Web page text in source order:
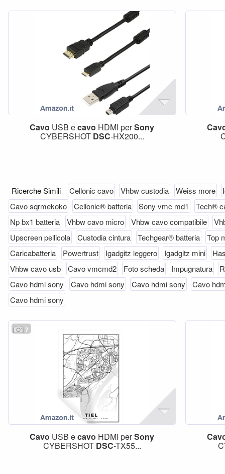
Cavo USB ecavo HDMI perSony
CYBERSHOT DSC-HX200...
Ricerche Simili Cellonic cavo Vhbw custodia Weiss more
Cavo sqrmekoko
Cellonic® batteria Sony vmc md1
Tech®
Np bx1 batteria
Vhbw cavo micro Vhbw cavo compatibile
Upscreen pellicola
Custodia cintura Techgear® batteria
Top
Caricabatteria
Powertrust Igadgitz leggero Igadgitz mini
Vhbw cavo usb
Cavo vmcmd2 Foto scheda Impugnatura
Cavo hdmi sony
Cavo hdmi sony Cavo hdmi sony
Cavo
Cavo hdmi sony
7
Cavo USB ecavo HDMI perSony
CYBERSHOT DSC-TX55...